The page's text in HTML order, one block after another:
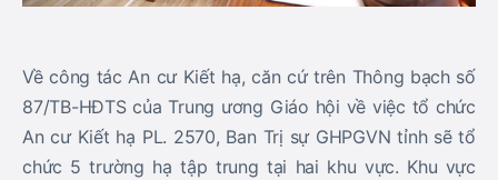
Về công tác An cư Kiết hạ, căn cứ trên Thông bạch số
87/TB-HĐTS của Trung ương Giáo hội về việc tổ chức
An cư Kiết hạ PL. 2570, Ban Trị sự GHPGVN tỉnh sẽ tổ
chức 5 trường hạ tập trung tại hai khu vực. Khu vực